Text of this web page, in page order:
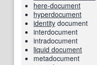
here-document
hyperdocument
identity document
interdocument
intradocument
liquid document
metadocument